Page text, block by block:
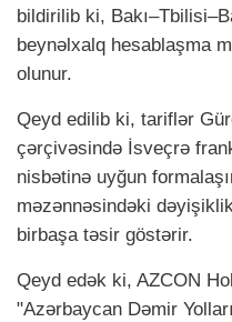
bildirilib ki,
beynəlxalq hesablaşma
olunur.
Qeyd edilib ki, tariflər
çərçivəsində İsveçrə
nisbətinə uyğun
məzənnəsindəki
birbaşa təsir göstərir.
Qeyd edək ki, AZCON
"Azərbaycan Dəmir